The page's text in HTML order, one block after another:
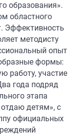
образования».
областного
Эффективность
методисту
опыт
формы:
работу, участие
года подряд
этапа
отдаю детям», с
официальных